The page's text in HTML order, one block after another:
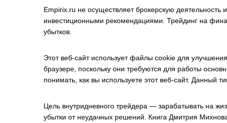
Empirix.ru не осуществляет брокерскую
инвестиционными рекомендациями. Трейдинг на
убытков.
Этот веб-сайт использует файлы cookie для
браузере, поскольку они требуются для работы
понимать, как вы используете этот веб-сайт. Данный
Цель внутридневного трейдера — зарабатывать на
убытки от неудачных решений. Книга Дмитрия